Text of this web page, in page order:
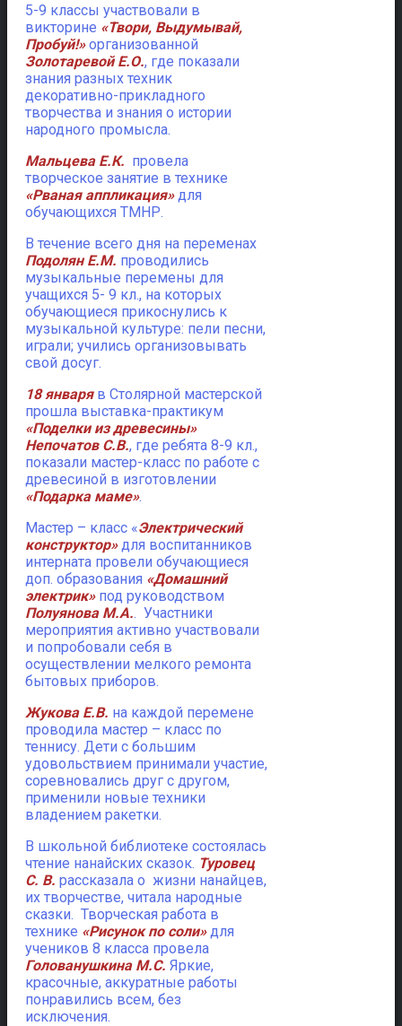
5-9 классы участвовали в
викторине «Твори, Выдумывай,
Пробуй!»организованной
Золотаревой Е.О., где показали
знания разных техник
декоративно-прикладного
творчества и знания о истории
народного промысла.
Мальцева Е.К. провела
творческое занятие в технике
«Рваная аппликация»для
обучающихся ТМНР.
В течение всего дня на переменах
Подолян Е.М. проводились
музыкальные перемены для
учащихся 5- 9 кл., на которых
обучающиеся прикоснулись к
музыкальной культуре: пели песни,
играли; учились организовывать
свой досуг.
18 январяв Столярной мастерской
прошла выставка-практикум
«Поделки из древесины»
Непочатов С.В., где ребята 8-9 кл.,
показали мастер-класс по работе с
древесиной в изготовлении
«Подарка маме».
Мастер – класс «Электрический
конструктор»для воспитанников
интерната провели обучающиеся
доп. образования «Домашний
электрик»под руководством
Полуянова М.А.. Участники
мероприятия активно участвовали
и попробовали себя в
осуществлении мелкого ремонта
бытовых приборов.
Жукова Е.В. на каждой перемене
проводила мастер – класс по
теннису. Дети с большим
удовольствием принимали участие,
соревновались друг с другом,
применили новые техники
владением ракетки.
В школьной библиотеке состоялась
чтение нанайских сказок. Туровец
С. В. рассказала о жизни нанайцев,
их творчестве, читала народные
сказки. Творческая работа в
технике «Рисунок по соли»для
учеников 8 класса провела
Голованушкина М.С. Яркие,
красочные, аккуратные работы
понравились всем, без
исключения.